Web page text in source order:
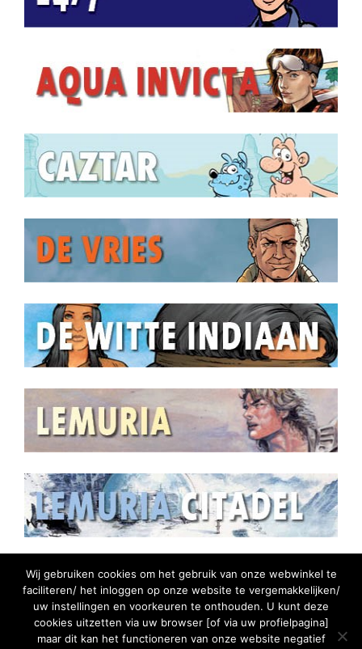
Wij gebruiken cookies om het gebruik van onze webwinkel te
faciliteren/ het inloggen op onze website te vergemakkelijken/
uw instellingen en voorkeuren te onthouden. U kunt deze
cookies uitzetten via uw browser [of via uw profielpagina]
maar dit kan het functioneren van onze website negatief